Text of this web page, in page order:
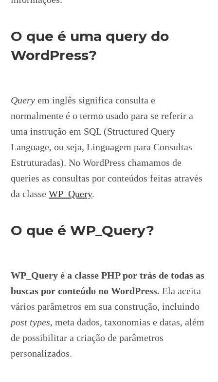
O que é uma query do
WordPress?
Query em inglês significa consulta e
normalmente é o termo usado para se referir a
uma instrução em SQL (Structured Query
Language, ou seja, Linguagem para Consultas
Estruturadas). No WordPress chamamos de
queries as consultas por conteúdos feitas através
da classeWP_Query.
O que é WP_Query?
WP_Query é a classe PHP por trás de todas as
buscas por conteúdo no WordPress. Ela aceita
vários parâmetros em sua construção, incluindo
post types, meta dados, taxonomias e datas, além
de possibilitar a criação de parâmetros
personalizados.